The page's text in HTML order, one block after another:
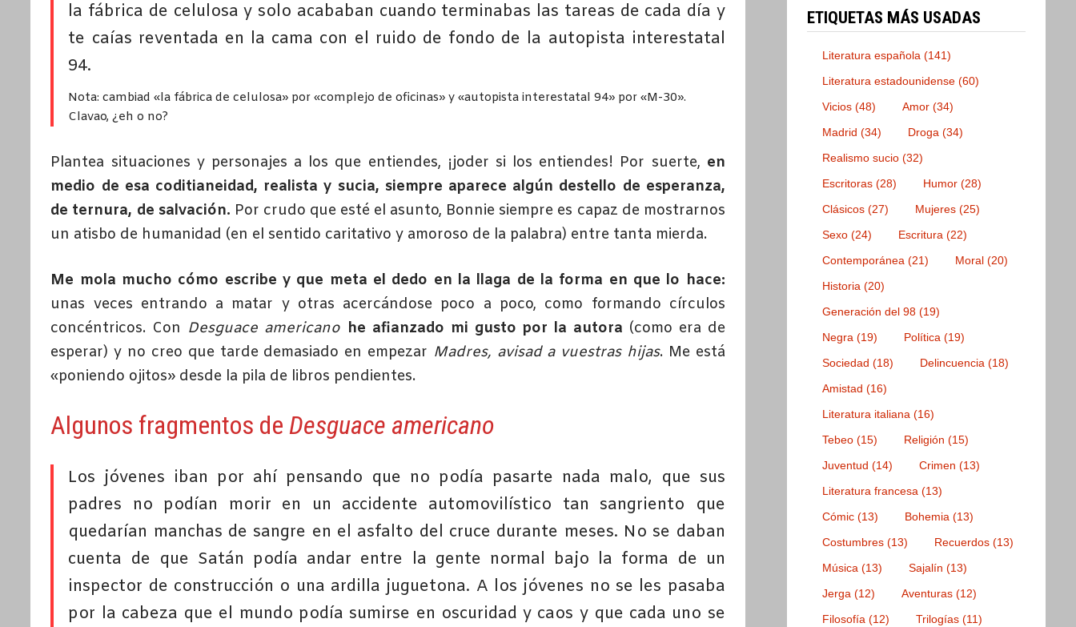
la fábrica de celulosa y solo acababan cuando terminabas las tareas de cada día y
te caías reventada en la cama con el ruido de fondo de la autopista interestatal
94.
Nota: cambiad «la fábrica de celulosa» por «complejo de oficinas» y «autopista interestatal 94» por «M-30».
Clavao, ¿eh o no?
Plantea situaciones y personajes a los que entiendes, ¡joder si los entiendes! Por suerte, en
medio de esa coditianeidad, realista y sucia, siempre aparece algún destello de esperanza,
de ternura, de salvación. Por crudo que esté el asunto, Bonnie siempre es capaz de mostrarnos
un atisbo de humanidad (en el sentido caritativo y amoroso de la palabra) entre tanta mierda.
Me mola mucho cómo escribe y que meta el dedo en la llaga de la forma en que lo hace:
unas veces entrando a matar y otras acercándose poco a poco, como formando círculos
concéntricos. Con Desguace americano he afianzado mi gusto por la autora (como era de
esperar) y no creo que tarde demasiado en empezar Madres, avisad a vuestras hijas. Me está
«poniendo ojitos» desde la pila de libros pendientes.
Algunos fragmentos deDesguace americano
Los jóvenes iban por ahí pensando que no podía pasarte nada malo, que sus
padres no podían morir en un accidente automovilístico tan sangriento que
quedarían manchas de sangre en el asfalto del cruce durante meses. No se daban
cuenta de que Satán podía andar entre la gente normal bajo la forma de un
inspector de construcción o una ardilla juguetona. A los jóvenes no se les pasaba
por la cabeza que el mundo podía sumirse en oscuridad y caos y que cada uno se
ETIQUETAS MÁS USADAS
Literatura española (141)
Literatura estadounidense (60)
Vicios (48) Amor (34)
Madrid (34) Droga (34)
Realismo sucio (32)
Escritoras (28) Humor (28)
Clásicos (27) Mujeres (25)
Sexo (24) Escritura (22)
Contemporánea (21) Moral (20)
Historia (20)
Generación del 98 (19)
Negra (19) Política (19)
Sociedad (18) Delincuencia (18)
Amistad (16)
Literatura italiana (16)
Tebeo (15) Religión (15)
Juventud (14) Crimen (13)
Literatura francesa (13)
Cómic (13) Bohemia (13)
Costumbres (13) Recuerdos (13)
Música (13) Sajalín (13)
Jerga (12) Aventuras (12)
Filosofía (12) Trilogías (11)